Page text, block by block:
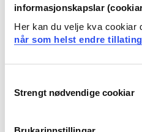
informasjonskapslar
Her kan du velje kva cookiar
når som helst endre
Selection
Strengt nødvendige cookiar
Brukarinnstillingar
Læringsutbytte
Kunnskaper
opampers egenskaper
kretstekniske metoder